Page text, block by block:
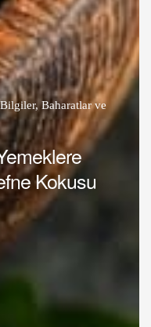
Bilgiler,Baharatlar ve
Kokusu